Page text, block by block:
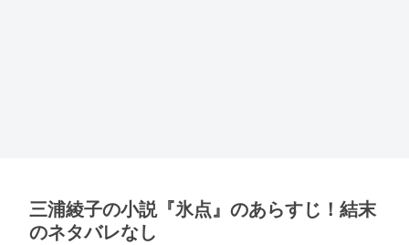
三浦綾子の小説『氷点』のあらすじ！結末
のネタバレなし